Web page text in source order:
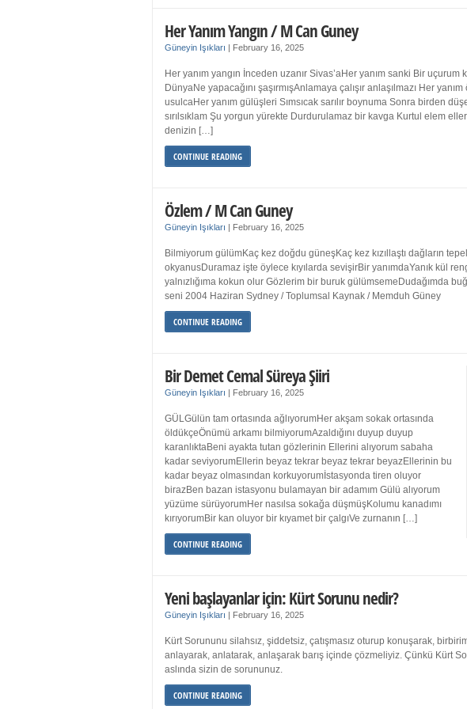
Her Yanım Yangın / M Can Guney
Güneyin Işıkları February 16, 2025
Her yanım yangın İnceden uzanır Sivas’aHer yanım sanki Bir uçurum
DünyaNe yapacağını şaşırmışAnlamaya çalışır anlaşılmazı Her
usulcaHer yanım gülüşleri Sımsıcak sarılır boynuma Sonra birden
sırılsıklam Şu yorgun yürekte Durdurulamaz bir kavga Kurtul elem
denizin […]
CONTINUE READING
Özlem / M Can Guney
Güneyin Işıkları February 16, 2025
Bilmiyorum gülümKaç kez doğdu güneşKaç kez kızıllaştı dağların
okyanusDuramaz işte öylece kıyılarda sevişirBir yanımdaYanık kül
yalnızlığıma kokun olur Gözlerim bir buruk gülümsemeDudağımda
seni 2004 Haziran Sydney / Toplumsal Kaynak / Memduh Güney
CONTINUE READING
Bir Demet Cemal Süreya Şiiri
Güneyin Işıkları February 16, 2025
GÜLGülün tam ortasında ağlıyorumHer akşam sokak ortasında
öldükçeÖnümü arkamı bilmiyorumAzaldığını duyup duyup
karanlıktaBeni ayakta tutan gözlerinin Ellerini alıyorum sabaha
kadar seviyorumEllerin beyaz tekrar beyaz tekrar beyazEllerinin bu
kadar beyaz olmasından korkuyorumİstasyonda tiren oluyor
birazBen bazan istasyonu bulamayan bir adamım Gülü alıyorum
yüzüme sürüyorumHer nasılsa sokağa düşmüşKolumu kanadımı
kırıyorumBir kan oluyor bir kıyamet bir çalgıVe zurnanın […]
CONTINUE READING
Yeni başlayanlar için: Kürt Sorunu nedir?
Güneyin Işıkları February 16, 2025
Kürt Sorununu silahsız, şiddetsiz, çatışmasız oturup konuşarak,
anlayarak, anlatarak, anlaşarak barış içinde çözmeliyiz. Çünkü Kürt
aslında sizin de sorununuz.
CONTINUE READING